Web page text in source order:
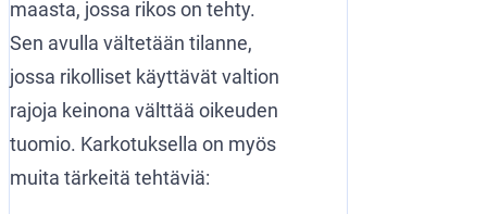
maasta, jossa rikos on tehty.
Sen avulla vältetään tilanne,
jossa rikolliset käyttävät valtion
rajoja keinona välttää oikeuden
tuomio. Karkotuksella on myös
muita tärkeitä tehtäviä: